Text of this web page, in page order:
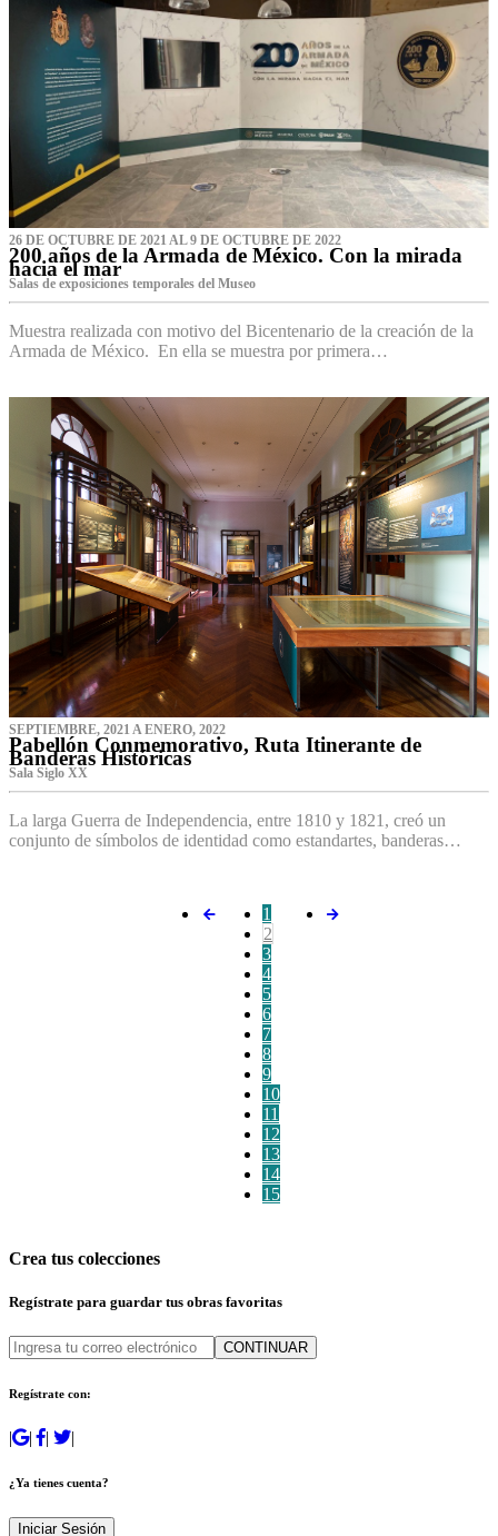
26 DE OCTUBRE DE 2021 AL 9 DE OCTUBRE DE 2022
200 años de la Armada de México. Con la mirada
hacia el mar
Salas de exposiciones temporales del Museo‌
Muestra realizada con motivo del Bicentenario de la creación de la
Armada de México. En ella se muestra por primera…
SEPTIEMBRE, 2021 A ENERO, 2022
Pabellón Conmemorativo, Ruta Itinerante de
Banderas Históricas
Sala Siglo XX
La larga Guerra de Independencia, entre 1810 y 1821, creó un
conjunto de símbolos de identidad como estandartes, banderas…
1
2
3
4
5
6
7
8
9
10
11
12
13
14
15
Crea tus colecciones
Regístrate para guardar tus obras favoritas
CONTINUAR
Regístrate con:
| | | |
¿Ya tienes cuenta?
Iniciar Sesión